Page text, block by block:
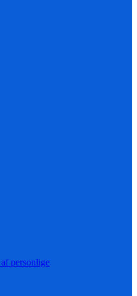
personlige